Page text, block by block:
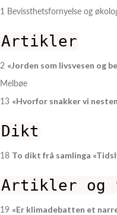
1 Bevissthetsfornyelse og
Artikler
2 «Jorden som livsvesen og
Melbøe
13 «Hvorfor snakker vi
Dikt
18 To dikt frå samlinga
Artikler og
19 «Er klimadebatten et